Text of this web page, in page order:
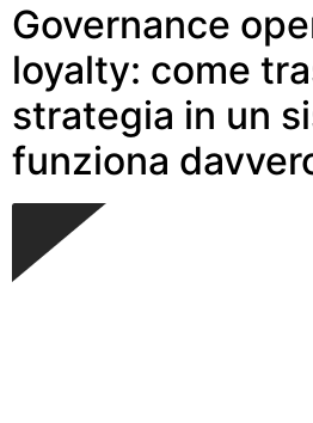
Governance
loyalty: come
strategia in un
funziona